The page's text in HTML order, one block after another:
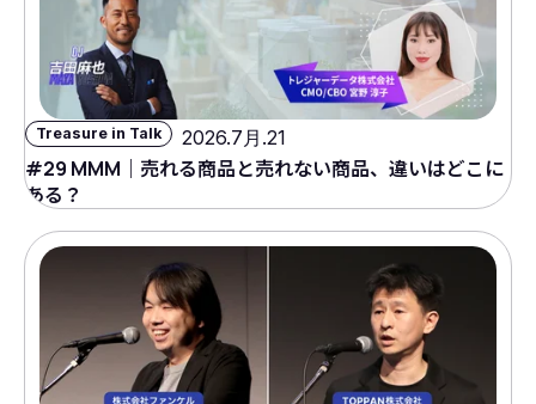
Treasure in Talk 2026.7月.21
#29 MMM｜売れる商品と売れない商品、違いはどこに
ある？